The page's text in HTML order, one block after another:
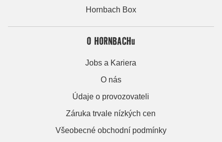
Hornbach Box
O HORNBACHu
Jobs a Kariera
O nás
Údaje o provozovateli
Záruka trvale nízkých cen
Všeobecné obchodní podmínky